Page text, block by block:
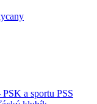
a sportu PSS